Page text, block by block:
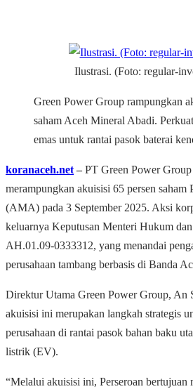
Ilustrasi. (Foto: regular-
Green Power Group rampungkan
saham Aceh Mineral Abadi.
emas untuk rantai pasok baterai
koranaceh.net ‒ PT Green Power
merampungkan akuisisi 65 persen
(AMA) pada 3 September 2025. Aksi
keluarnya Keputusan Menteri Hukum
AH.01.09-0333312, yang menandai
perusahaan tambang berbasis di Banda
Direktur Utama Green Power Group, An
akuisisi ini merupakan langkah strategis
perusahaan di rantai pasok bahan baku
listrik (EV).
“Melalui akuisisi ini, Perseroan bertujuan